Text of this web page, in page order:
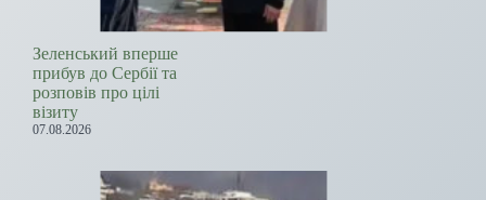
Зеленський вперше
прибув до Сербії та
розповів про цілі
візиту
07.08.2026